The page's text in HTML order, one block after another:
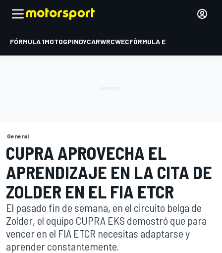
FÓRMULA 1MOTOGPINDYCARWRCWECFÓRMULA E
General
CUPRA APROVECHA EL
APRENDIZAJE EN LA CITA DE
ZOLDER EN EL FIA ETCR
El pasado fin de semana, en el circuito belga de
Zolder, el equipo CUPRA EKS demostró que para
vencer en el FIA ETCR necesitas adaptarse y
aprender constantemente.